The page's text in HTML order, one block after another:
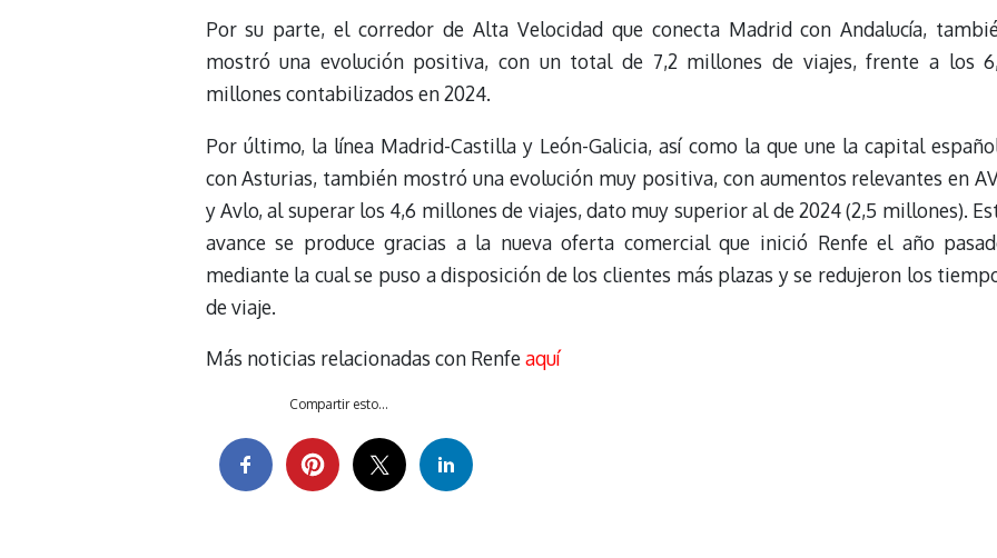
Por su parte, el corredor de Alta Velocidad que conecta Madrid con Andalucía,
mostró una evolución positiva, con un total de 7,2 millones de viajes, frente a los
millones contabilizados en 2024.
Por último, la línea Madrid-Castilla y León-Galicia, así como la que une la capital
con Asturias, también mostró una evolución muy positiva, con aumentos relevantes en
y Avlo, al superar los 4,6 millones de viajes, dato muy superior al de 2024 (2,5 millones).
avance se produce gracias a la nueva oferta comercial que inició Renfe el año
mediante la cual se puso a disposición de los clientes más plazas y se redujeron los
de viaje.
Más noticias relacionadas con Renfeaquí
Compartir esto...